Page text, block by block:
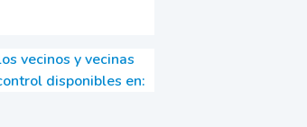
vecinos y vecinas
disponibles en: